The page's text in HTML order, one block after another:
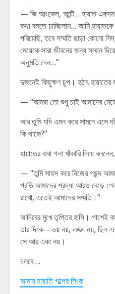
— জি আংকেল, আন্টি… হায়াত
কথা বলতে চাচ্ছিলাম… আমি
পরিয়েছি, তবে সম্মতি ছাড়া কোনো
মেয়েকে সারা জীবনের জন্য সম্মান
অনুমতি দেন…”
দুজনেই কিছুক্ষণ চুপ। হঠাৎ
— “আমরা তো শুধু চাই আমাদের
আর তুমি যদি এমন করে সামনে এসে
কি থাকে?”
হায়াতের বাবা গলা খাঁকারি দিয়ে বললেন,
— “তুমি সাহস করে নিজের পছন্দ
প্রতি আমাদের শ্রদ্ধা আরও বেড়ে
রাখো, এতেই আমাদের সম্মতি।”
আদিবের মুখে তৃপ্তির হাসি। পাশেই
তার দিকে—ভয় নয়, লজ্জা নয়, ছিল
সে আর একা নয়।
চলবে….
আমার হায়াতি গল্পের লিংক